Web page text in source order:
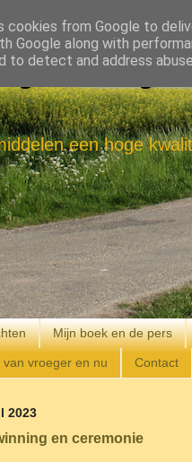
Gelukkig
een hoge
Mijn boek en de pers
vroeger en nu Contact
2023
en ceremonie
cookies from Google to
Google along with
to detect and address